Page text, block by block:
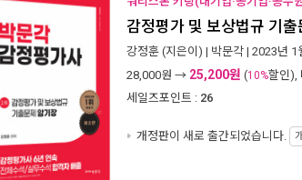
감정평가 및 보상법규 기
강정훈 (지은이) | 박문각 | 2023년 1
28,000원 → 25,200원 (10%할인),
세일즈포인트 : 26
개정판이 새로 출간되었습니다.